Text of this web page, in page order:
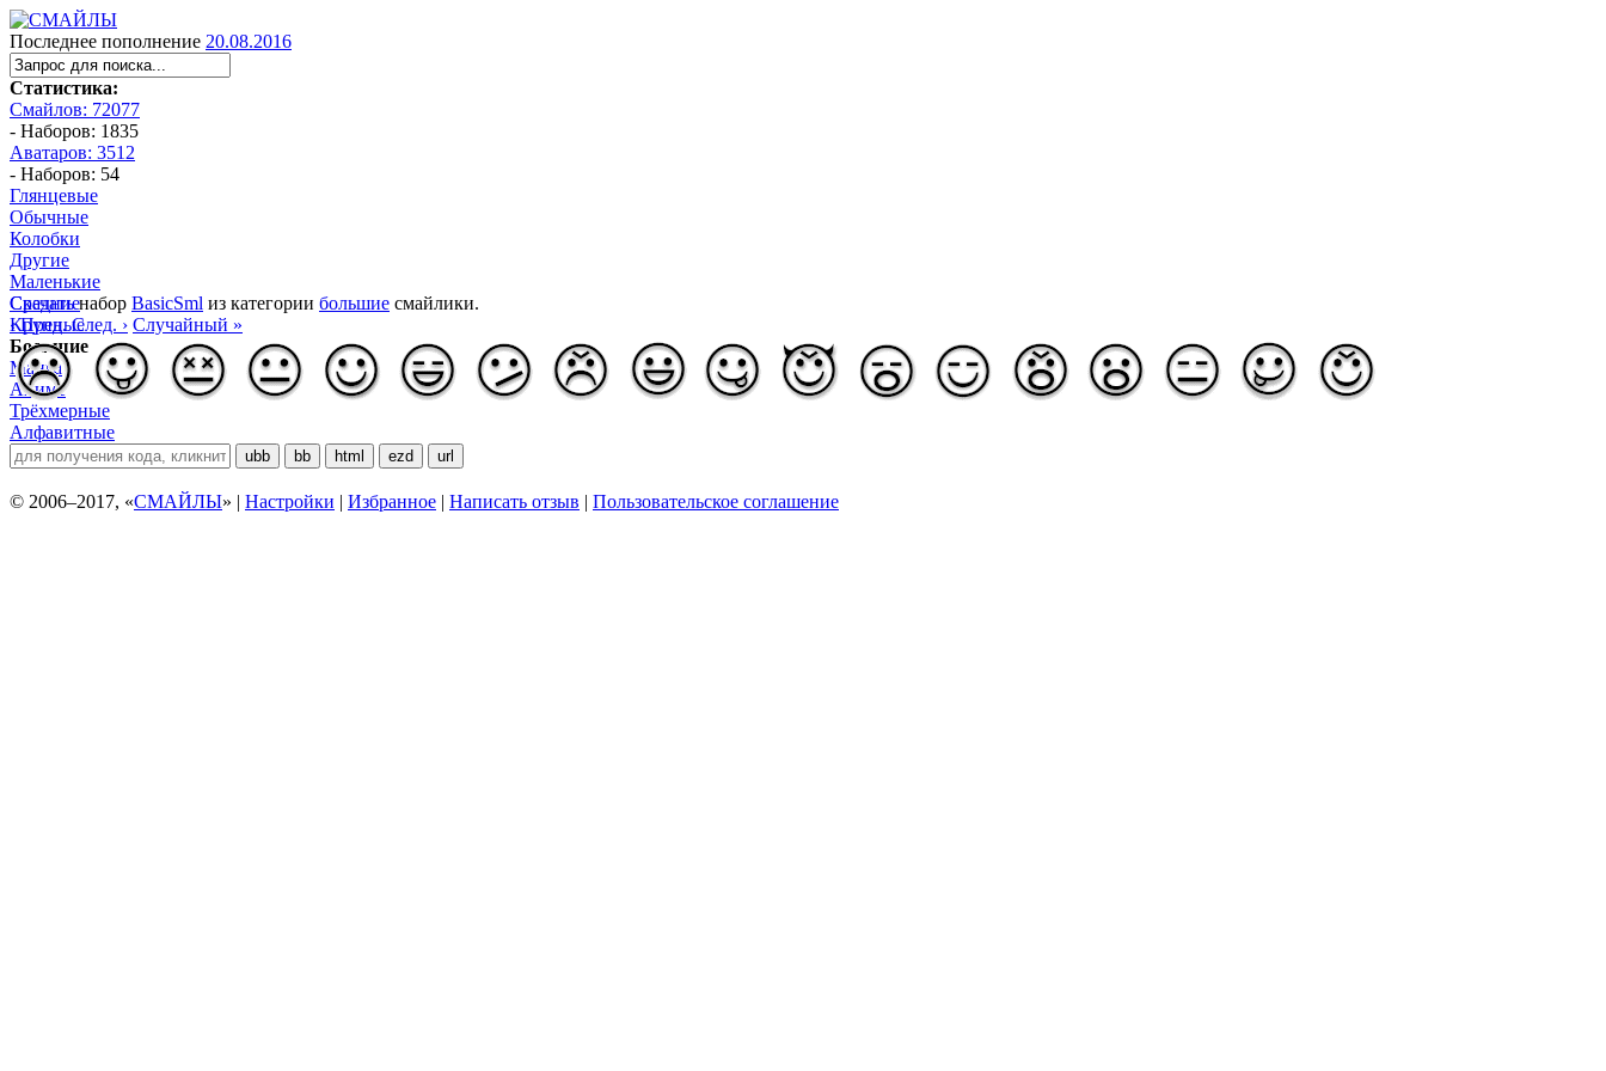
Последнее пополнение 20.08.2016
Статистика:
Смайлов: 72077
- Наборов: 1835
Аватаров: 3512
- Наборов: 54
Глянцевые
Обычные
Колобки
Другие
Маленькие
Средние
Крупные
Большие
Манга
Аниме
Трёхмерные
Алфавитные
ubb bb html ezd url
Скачатьнабор BasicSml из категории большие смайлики.
‹ Пред. След. › Случайный »
© 2006–2017, «СМАЙЛЫ» | Настройки | Избранное | Написать отзыв | Пользовательское соглашение